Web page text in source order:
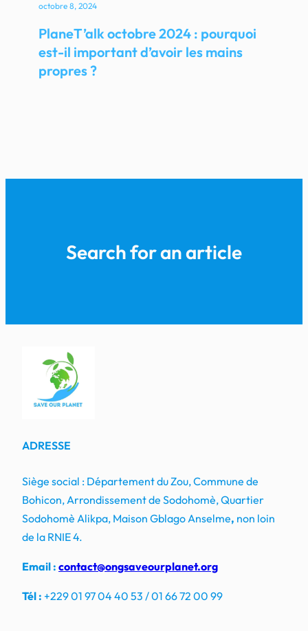
octobre 8, 2024
PlaneT’alk octobre 2024 : pourquoi
est-il important d’avoir les mains
propres ?
Search for an article
ADRESSE
Siège social : Département du Zou, Commune de
Bohicon, Arrondissement de Sodohomè, Quartier
Sodohomè Alikpa, Maison Gblago Anselme, non loin
de la RNIE 4.
Email : contact@ongsaveourplanet.org
Tél : +229 01 97 04 40 53 / 01 66 72 00 99